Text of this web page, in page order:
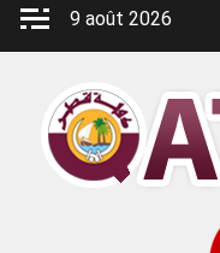
Aller
9 août 2026